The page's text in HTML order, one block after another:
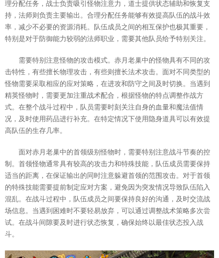
理分配任务，战士负责吸引怪物注意力，道士提供状态辅助和恢复支
持，法师则负责主要输出。合理分配任务能够有效提高队伍的战斗效
率，减少不必要的资源消耗。队伍成员之间的相互保护也极其重要，
特别是对于防御能力较弱的法师职业，需要其他队员给予特别关注。
需要特别注意怪物的攻击模式。赤月老巢中的怪物具有不同的攻
击特性，有些擅长物理攻击，有些则擅长法术攻击。面对不同类型的
怪物需要采取相应的应对策略，在进攻和防守之间及时切换。当遇到
精英怪物时，需要更加注重战术配合，根据怪物的特点调整作战方
式。在整个战斗过程中，队员需要时刻关注自身的血量和魔法值情
况，及时使用药品进行补充。在特定情况下使用隐身道具可以有效提
高队伍的生存几率。
面对赤月老巢中的首领级别怪物时，需要特别注意战斗节奏的控
制。首领怪物通常具有较高的攻击力和特殊技能，队伍成员需要保持
适当的距离，在保证输出的同时注意躲避首领的范围攻击。对于首领
的特殊技能需要提前制定应对方案，避免因为突发情况导致队伍陷入
混乱。在战斗过程中，队伍成员之间要保持良好的沟通，及时交流战
场信息。当遇到困难时不要轻易放弃，可以通过调整战术策略多次尝
试。在战斗间隙要及时进行状态恢复，确保始终以最佳状态投入战
斗。